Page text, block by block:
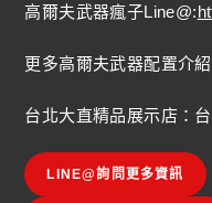
高爾夫武器瘋子Line@:
更多高爾夫武器配置介
台北大直精品展示店：
LINE@詢問更多資訊